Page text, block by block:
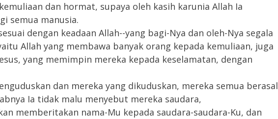
dan hormat, supaya oleh kasih karunia Allah Ia
semua manusia.
dengan keadaan Allah--yang bagi-Nya dan oleh-Nya segala
Allah yang membawa banyak orang kepada kemuliaan, juga
yang memimpin mereka kepada keselamatan, dengan
dan mereka yang dikuduskan, mereka semua berasal
Ia tidak malu menyebut mereka saudara,
memberitakan nama-Mu kepada saudara-saudara-Ku, dan